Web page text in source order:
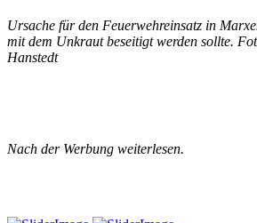
Ursache für den Feuerwehreinsatz in
mit dem Unkraut beseitigt werden sollte.
Hanstedt
Nach der Werbung weiterlesen.